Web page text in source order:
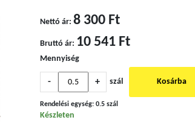
Nettó ár: 8 300 Ft
Bruttó ár: 10 541 Ft
Mennyiség
- + szál Kosárba
Rendelési egység: 0.5 szál
Készleten